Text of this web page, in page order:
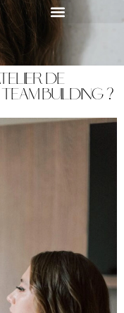
de
building ?